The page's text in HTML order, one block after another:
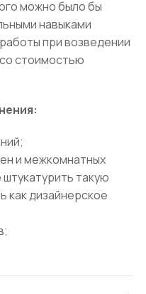
можно было бы
навыками
при возведении
стоимостью
и межкомнатных
такую
как дизайнерское